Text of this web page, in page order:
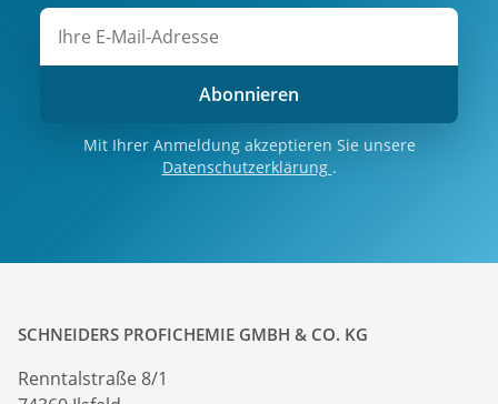
Abonnieren
Mit Ihrer Anmeldung akzeptieren Sie unsere
Datenschutzerklärung .
SCHNEIDERS PROFICHEMIE GMBH & CO. KG
Renntalstraße 8/1